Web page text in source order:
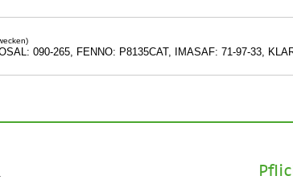
090-265, FENNO: P8135CAT, IMASAF: 71-97-33,